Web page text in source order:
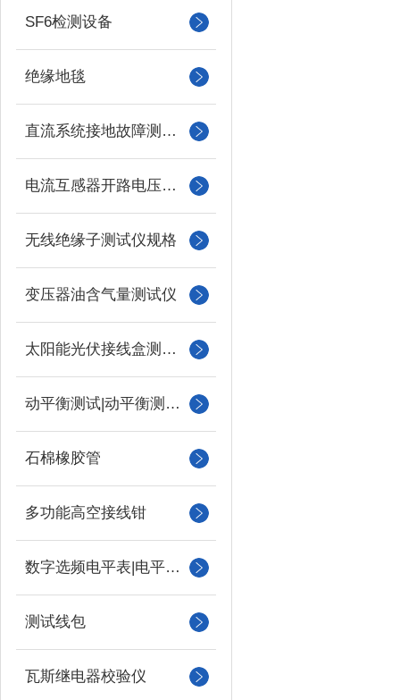
SF6检测设备
绝缘地毯
直流系统接地故障测试仪
电流互感器开路电压测试仪
无线绝缘子测试仪规格
变压器油含气量测试仪
太阳能光伏接线盒测试仪
动平衡测试|动平衡测量仪
石棉橡胶管
多功能高空接线钳
数字选频电平表|电平振荡器
测试线包
瓦斯继电器校验仪